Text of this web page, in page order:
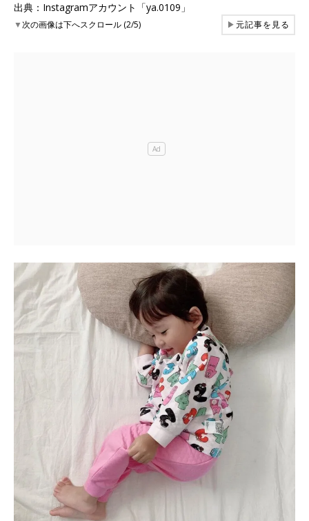
出典：Instagramアカウント「ya.0109」
▼次の画像は下へスクロール (2/5) ▶元記事を見る